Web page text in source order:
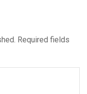
Required fields